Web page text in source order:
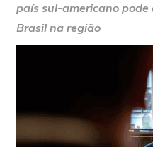
país sul-americano pode
Brasil na região